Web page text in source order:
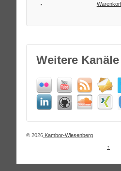
Weitere Kanäle
© 2026Kambor-Wiesenberg
↑